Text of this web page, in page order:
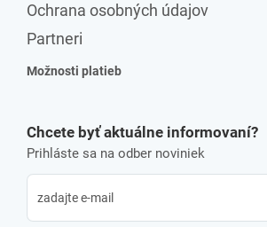
Ochrana osobných údajov
Partneri
Možnosti platieb
Chcete byť aktuálne informovaní?
Prihláste sa na odber noviniek